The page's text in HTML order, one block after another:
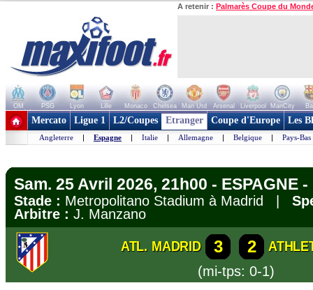
A retenir : Palmarès Coupe du
OM PSG Lyon Lille Monaco Chelsea Man Utd Arsenal Liverpool ManCity
+ de clubs
Mercato Ligue 1 L2/Coupes Etranger Coupe d'Europe Les
Angleterre | Espagne | Italie | Allemagne | Belgique | Pays-Bas
Sam. 25 Avril 2026, 21h00 - ESPAGNE
Stade : Metropolitano Stadium à Madrid |
Arbitre : J. Manzano
ATL. MADRID 3 2
(mi-tps: 0-1)